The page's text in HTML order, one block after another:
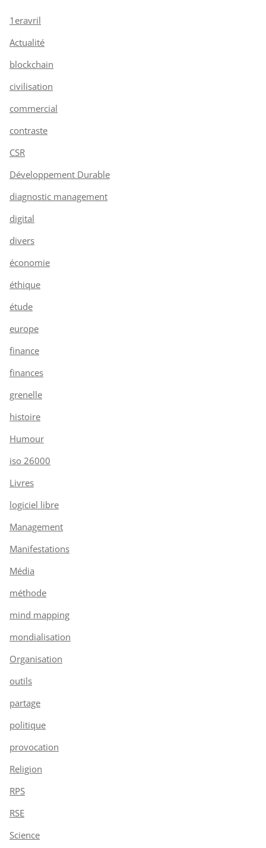
1eravril
Actualité
blockchain
civilisation
commercial
contraste
CSR
Développement Durable
diagnostic management
digital
divers
économie
éthique
étude
europe
finance
finances
grenelle
histoire
Humour
iso 26000
Livres
logiciel libre
Management
Manifestations
Média
méthode
mind mapping
mondialisation
Organisation
outils
partage
politique
provocation
Religion
RPS
RSE
Science